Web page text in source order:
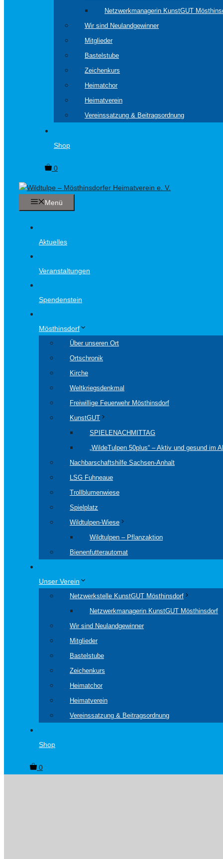
Netzwerkmanagerin KunstGUT
Wir sind Neulandgewinner
Mitglieder
Bastelstube
Zeichenkurs
Heimatchor
Heimatverein
Vereinssatzung & Beitragsordnung
Shop
0
Menü
Aktuelles
Veranstaltungen
Spendenstein
Mösthinsdorf
Über unseren Ort
Ortschronik
Kirche
Weltkriegsdenkmal
Freiwillige Feuerwehr Mösthinsdorf
KunstGUT
SPIELENACHMITTAG
„WildeTulpen 50plus“ – Aktiv und gesund im
Nachbarschaftshilfe Sachsen-Anhalt
LSG Fuhneaue
Trollblumenwiese
Spielplatz
Wildtulpen-Wiese
Wildtulpen – Pflanzaktion
Bienenfutterautomat
Unser Verein
Netzwerkstelle KunstGUT Mösthinsdorf
Netzwerkmanagerin KunstGUT Mösthinsdorf
Wir sind Neulandgewinner
Mitglieder
Bastelstube
Zeichenkurs
Heimatchor
Heimatverein
Vereinssatzung & Beitragsordnung
Shop
0